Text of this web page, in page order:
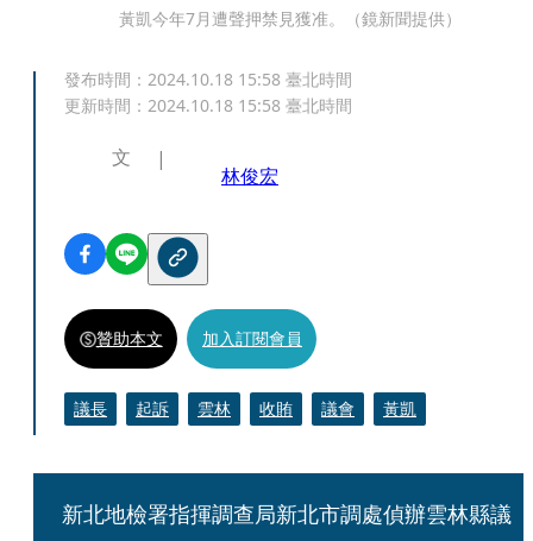
黃凱今年7月遭聲押禁見獲准。（鏡新聞提供）
發布時間： 2024.10.18 15:58 臺北時間
更新時間： 2024.10.18 15:58 臺北時間
文
林俊宏
贊助本文 加入訂閱會員
議長 起訴 雲林 收賄 議會 黃凱
新北地檢署指揮調查局新北市調處偵辦雲林縣議